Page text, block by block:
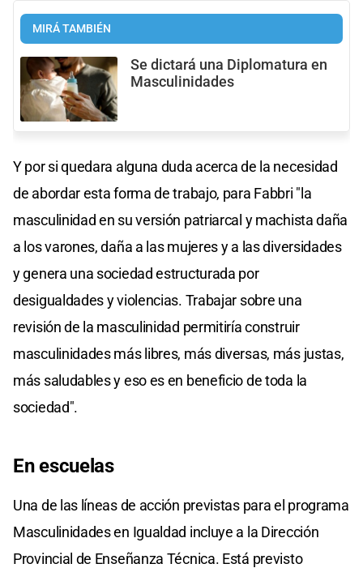
MIRÁ TAMBIÉN
Se dictará una Diplomatura en
Masculinidades
Y por si quedara alguna duda acerca de la necesidad
de abordar esta forma de trabajo, para Fabbri "la
masculinidad en su versión patriarcal y machista daña
a los varones, daña a las mujeres y a las diversidades
y genera una sociedad estructurada por
desigualdades y violencias. Trabajar sobre una
revisión de la masculinidad permitiría construir
masculinidades más libres, más diversas, más justas,
más saludables y eso es en beneficio de toda la
sociedad".
En escuelas
Una de las líneas de acción previstas para el programa
Masculinidades en Igualdad incluye a la Dirección
Provincial de Enseñanza Técnica. Está previsto